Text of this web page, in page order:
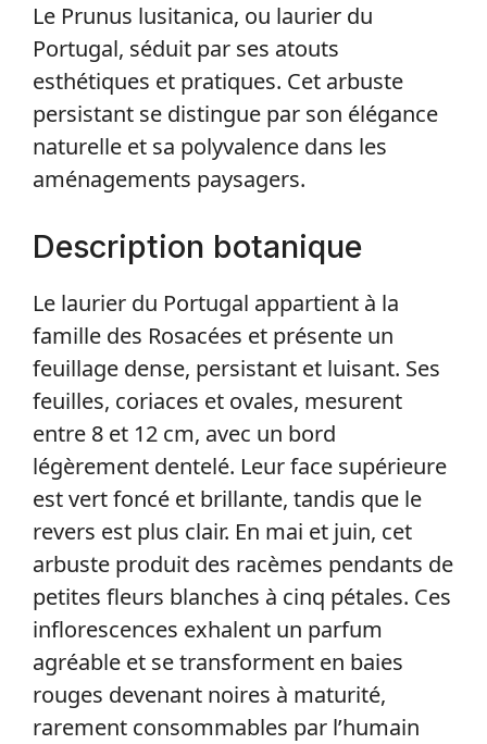
Le Prunus lusitanica, ou laurier du
Portugal, séduit par ses atouts
esthétiques et pratiques. Cet arbuste
persistant se distingue par son élégance
naturelle et sa polyvalence dans les
aménagements paysagers.
Description botanique
Le laurier du Portugal appartient à la
famille des Rosacées et présente un
feuillage dense, persistant et luisant. Ses
feuilles, coriaces et ovales, mesurent
entre 8 et 12 cm, avec un bord
légèrement dentelé. Leur face supérieure
est vert foncé et brillante, tandis que le
revers est plus clair. En mai et juin, cet
arbuste produit des racèmes pendants de
petites fleurs blanches à cinq pétales. Ces
inflorescences exhalent un parfum
agréable et se transforment en baies
rouges devenant noires à maturité,
rarement consommables par l’humain